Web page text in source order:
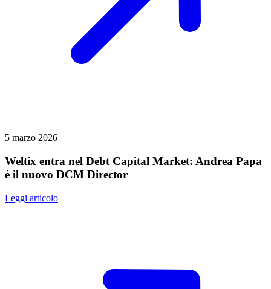
5 marzo 2026
Weltix entra nel Debt Capital Market: Andrea Papa
è il nuovo DCM Director
Leggi articolo